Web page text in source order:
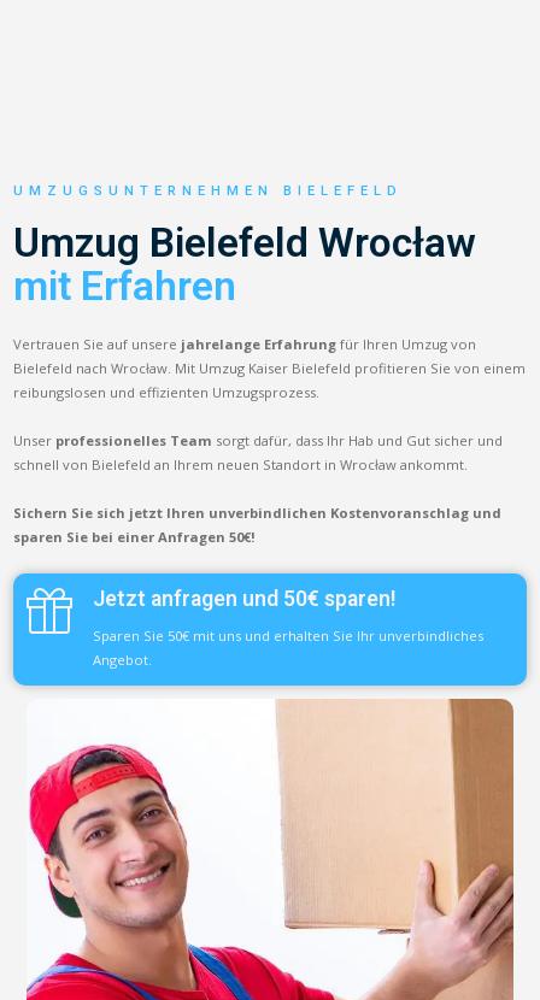
UMZUGSUNTERNEHMEN BIELEFELD
Umzug Bielefeld Wrocław
mit Erfahren
Vertrauen Sie auf unsere jahrelange Erfahrung für Ihren Umzug von
Bielefeld nach Wrocław. Mit Umzug Kaiser Bielefeld profitieren Sie von einem
reibungslosen und effizienten Umzugsprozess.
Unser professionelles Team sorgt dafür, dass Ihr Hab und Gut sicher und
schnell von Bielefeld an Ihrem neuen Standort in Wrocław ankommt.
Sichern Sie sich jetzt Ihren unverbindlichen Kostenvoranschlag und
sparen Sie bei einer Anfragen 50€!
Jetzt anfragen und 50€ sparen!
Sparen Sie 50€ mit uns und erhalten Sie Ihr unverbindliches
Angebot.